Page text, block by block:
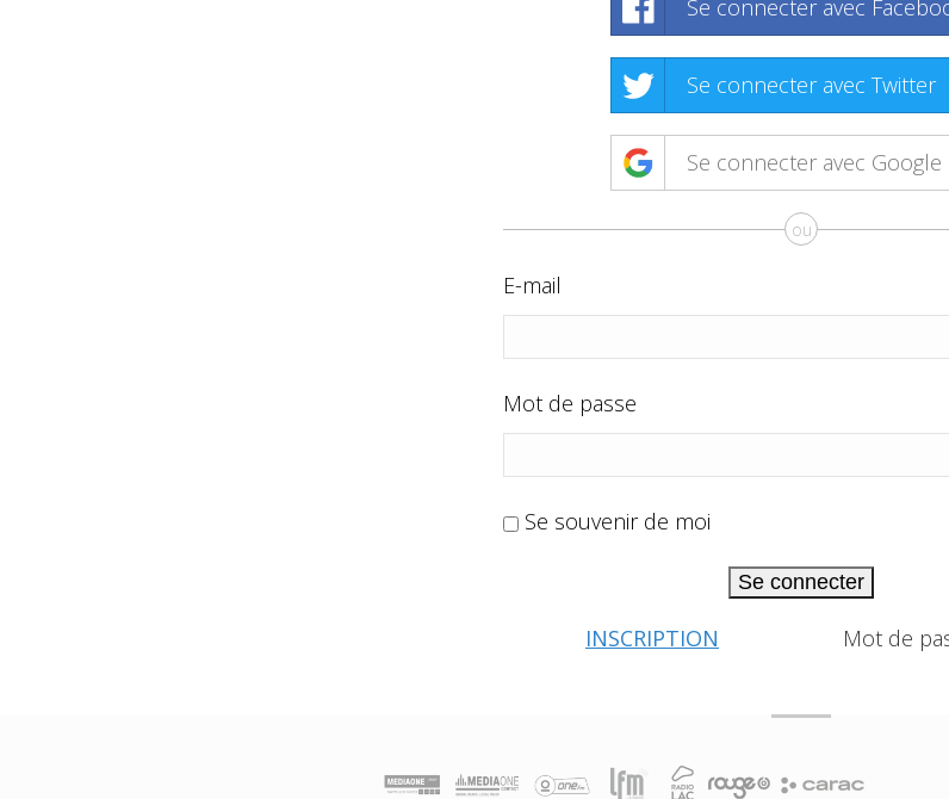
Se connecter avec
Se connecter avec Twitter
Se connecter avec Google
ou
E-mail
Mot de passe
Se souvenir de moi
Se connecter
INSCRIPTION Mot de